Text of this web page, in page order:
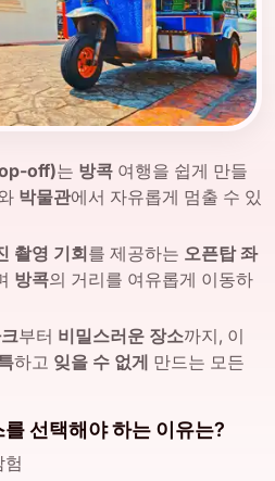
off)는 방콕 여행을 쉽게 만들
박물관에서 자유롭게 멈출 수 있
촬영 기회를 제공하는 오픈탑 좌
방콕의 거리를 여유롭게 이동하
부터 비밀스러운 장소까지, 이
하고 잊을 수 없게 만드는 모든
선택해야 하는 이유는?
험